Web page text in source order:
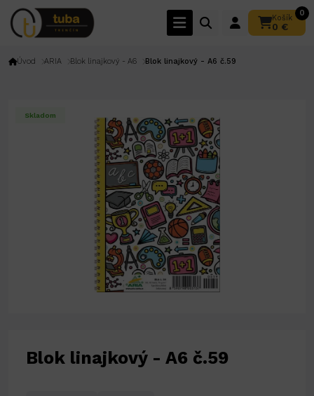
Košík
0
0 €
Úvod ARIA Blok linajkový - A6 Blok linajkový - A6 č.59
Skladom
Blok linajkový - A6 č.59